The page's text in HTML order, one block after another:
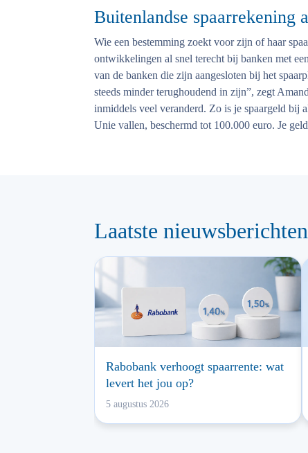
Buitenlandse spaarrekening
Wie een bestemming zoekt voor zijn of haar
ontwikkelingen al snel terecht bij banken met
van de banken die zijn aangesloten bij het
steeds minder terughoudend in zijn”, zegt
inmiddels veel veranderd. Zo is je spaargeld bij
Unie vallen, beschermd tot 100.000 euro. Je
Laatste
Rabobank verhoogt spaarrente: wat
levert het jou op?
5 augustus 2026